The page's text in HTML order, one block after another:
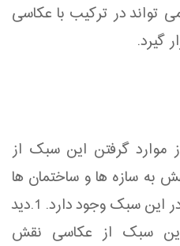
تواند در ترکیب با عکاسی
گیرد.
موارد گرفتن این سبک از
سازه ها و ساختمان ها
می باشد.دو نوع دید عکاسی در این سبک وجود دارد. 1.دید
سبک از عکاسی نقش